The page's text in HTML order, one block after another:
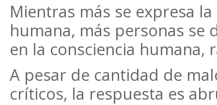
Mientras más se expresa
humana, más personas
en la consciencia humana,
A pesar de cantidad de
críticos, la respuesta es